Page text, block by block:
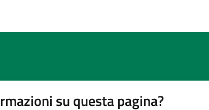
su questa pagina?